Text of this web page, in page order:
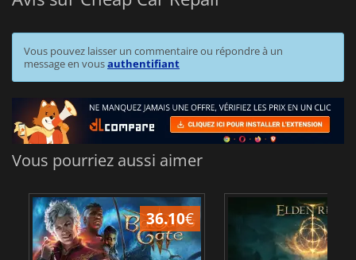
Vous pouvez laisser un commentaire ou répondre à un
message en vousauthentifiant
Vous pourriez aussi aimer
36.10€